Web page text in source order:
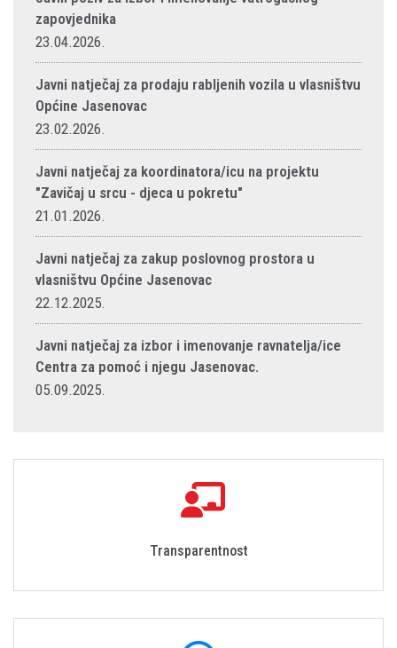
zapovjednika
23.04.2026.
Javni natječaj za prodaju rabljenih vozila u vlasništvu
Općine Jasenovac
23.02.2026.
Javni natječaj za koordinatora/icu na projektu
"Zavičaj u srcu - djeca u pokretu"
21.01.2026.
Javni natječaj za zakup poslovnog prostora u
vlasništvu Općine Jasenovac
22.12.2025.
Javni natječaj za izbor i imenovanje ravnatelja/ice
Centra za pomoć i njegu Jasenovac.
05.09.2025.
Transparentnost